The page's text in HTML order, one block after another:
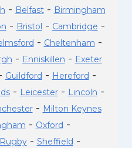
- Belfast- Birmingham
- Bristol - Cambridge -
- Cheltenham -
- Enniskillen - Exeter
Guildford - Hereford -
- Leicester- Lincoln -
- Milton Keynes
- Oxford -
Rugby- Sheffield -